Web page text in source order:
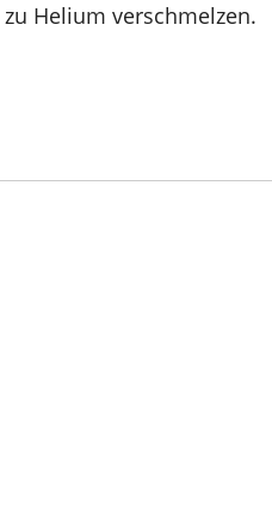
Helium verschmelzen.